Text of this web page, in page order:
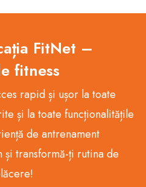
FitNet –
fitness
rapid și ușor la toate
și la toate funcționalitățile
de antrenament
transformă-ți rutina de